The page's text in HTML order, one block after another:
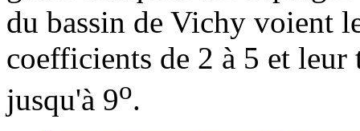
du bassin de Vichy voient
coefficients de 2 à 5 et leur
jusqu'à 9o.